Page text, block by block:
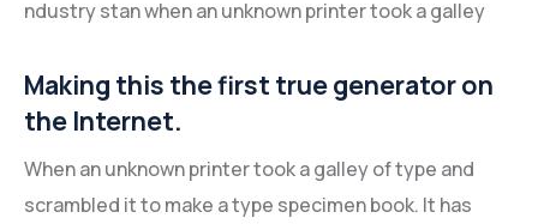
ndustry stan when an unknown printer took a galley
Making this the first true generator on
the Internet.
When an unknown printer took a galley of type and
scrambled it to make a type specimen book. It has